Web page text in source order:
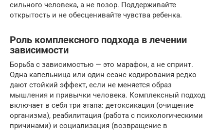
сильного человека, а не позор. Поддерживайте
открытость и не обесценивайте чувства ребенка.
Роль комплексного подхода в лечении
зависимости
Борьба с зависимостью — это марафон, а не спринт.
Одна капельница или один сеанс кодирования редко
дают стойкий эффект, если не меняется образ
мышления и привычки человека. Комплексный подход
включает в себя три этапа: детоксикация (очищение
организма), реабилитация (работа с психологическими
причинами) и социализация (возвращение в